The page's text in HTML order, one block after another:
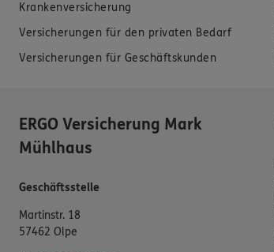
Krankenversicherung
Versicherungen für den privaten Bedarf
Versicherungen für Geschäftskunden
ERGO Versicherung Mark
Mühlhaus
Geschäftsstelle
Martinstr. 18
57462 Olpe